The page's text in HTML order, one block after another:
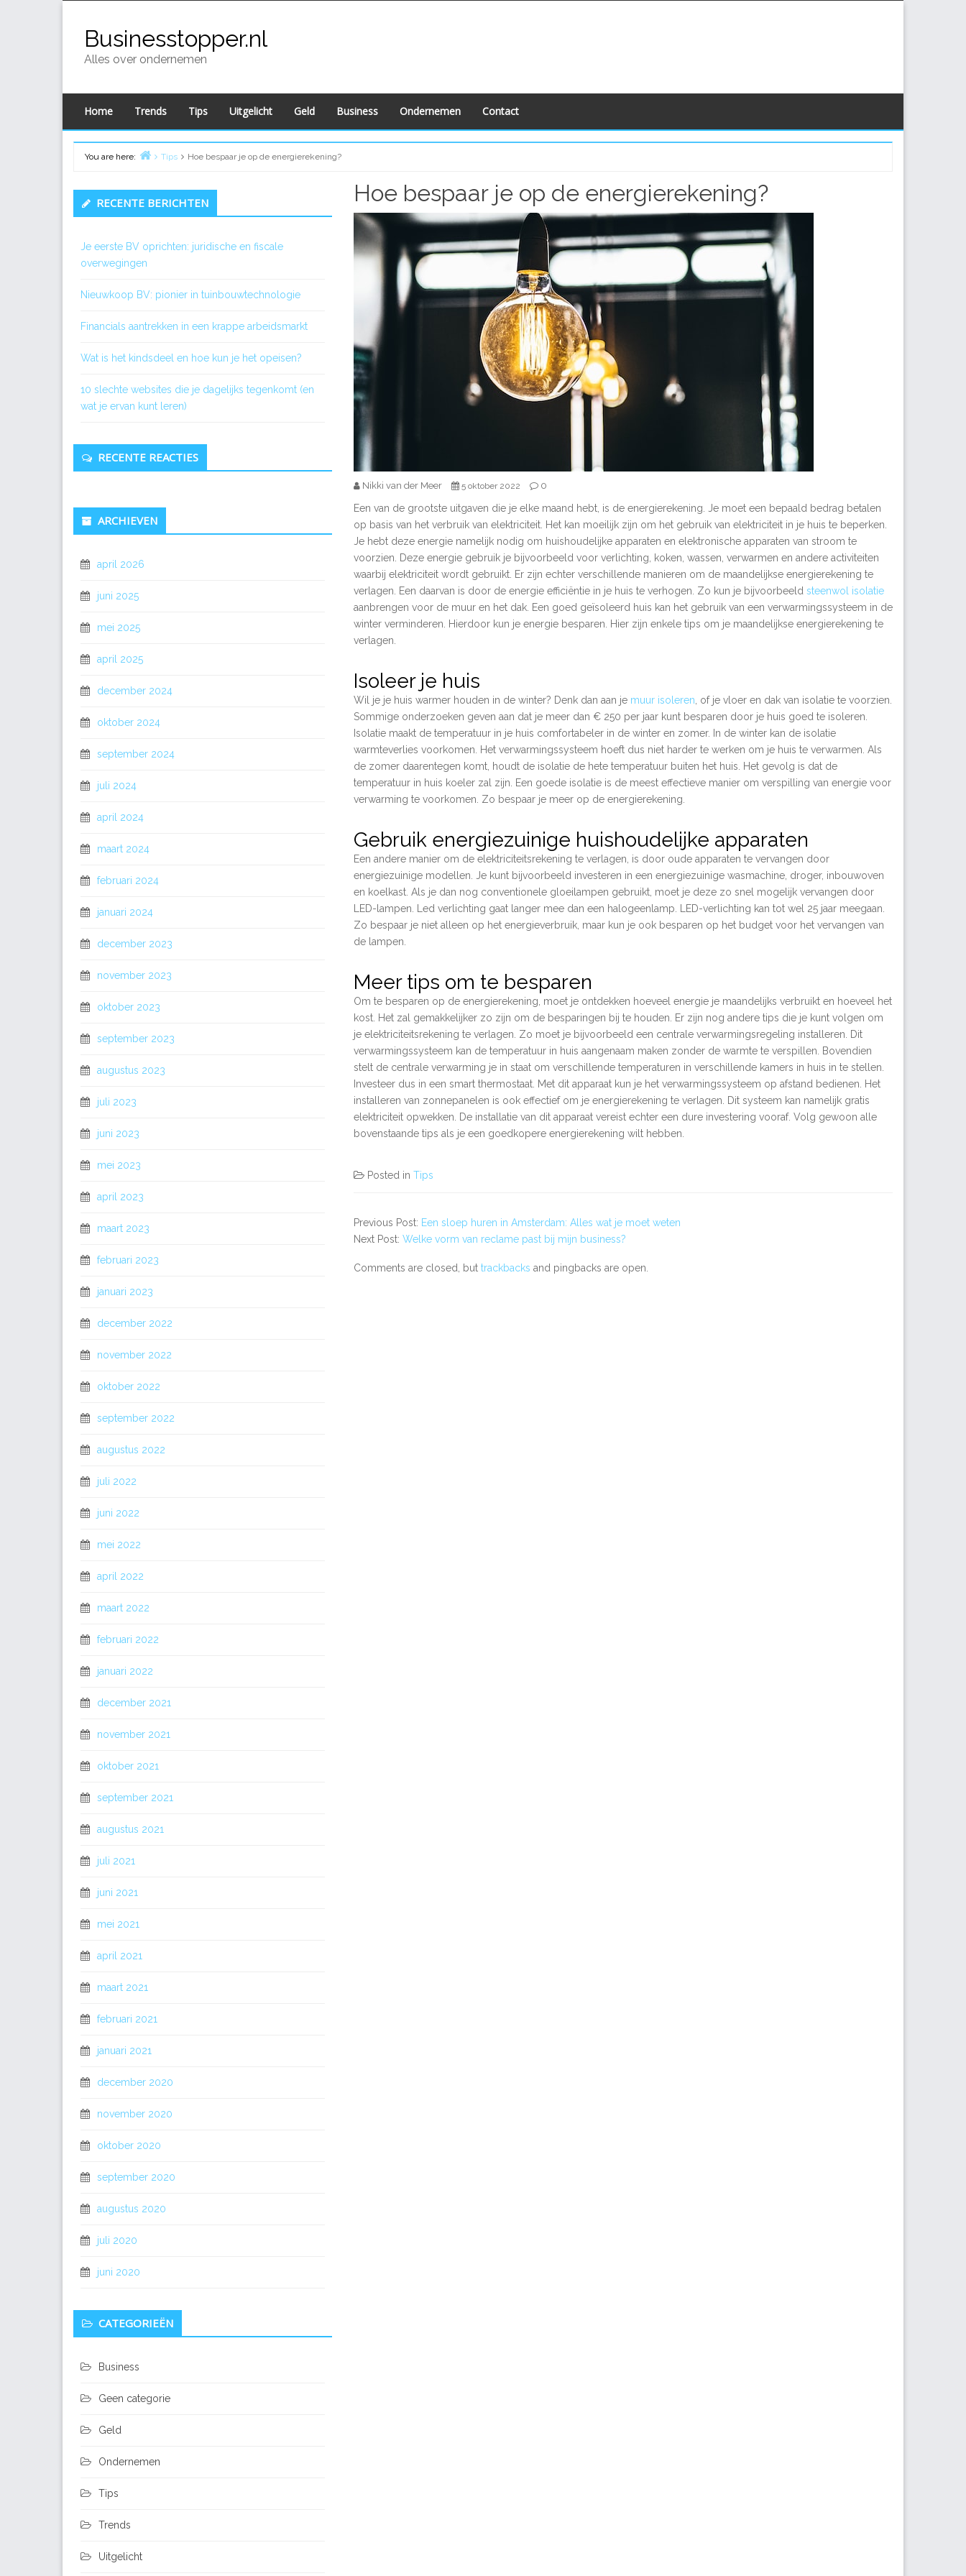
contentBusinesstopper.nl
Alles over ondernemen
Home Trends Tips Uitgelicht Geld Business Ondernemen Contact
You are here:
Tips Hoe bespaar je op de energierekening?
Primary
Sidebar
RECENTE BERICHTEN
Je eerste BV oprichten: juridische en fiscale
overwegingen
Nieuwkoop BV: pionier in tuinbouwtechnologie
Financials aantrekken in een krappe arbeidsmarkt
Wat is het kindsdeel en hoe kun je het opeisen?
10 slechte websites die je dagelijks tegenkomt (en
wat je ervan kunt leren)
RECENTE REACTIES
ARCHIEVEN
april 2026
juni 2025
mei 2025
april 2025
december 2024
oktober 2024
september 2024
juli 2024
april 2024
maart 2024
februari 2024
januari 2024
december 2023
november 2023
oktober 2023
september 2023
augustus 2023
juli 2023
juni 2023
mei 2023
april 2023
maart 2023
februari 2023
januari 2023
december 2022
november 2022
oktober 2022
september 2022
augustus 2022
juli 2022
juni 2022
mei 2022
april 2022
maart 2022
februari 2022
januari 2022
december 2021
november 2021
oktober 2021
september 2021
augustus 2021
juli 2021
juni 2021
mei 2021
april 2021
maart 2021
februari 2021
januari 2021
december 2020
november 2020
oktober 2020
september 2020
augustus 2020
juli 2020
juni 2020
CATEGORIEËN
Business
Geen categorie
Geld
Ondernemen
Tips
Trends
Uitgelicht
Hoe bespaar je op de energierekening?
Nikki van der Meer 5 oktober 2022 0
Een van de grootste uitgaven die je elke maand hebt, is de energierekening. Je moet een bepaald bedrag betalen
op basis van het verbruik van elektriciteit. Het kan moeilijk zijn om het gebruik van elektriciteit in je huis te beperken.
Je hebt deze energie namelijk nodig om huishoudelijke apparaten en elektronische apparaten van stroom te
voorzien. Deze energie gebruik je bijvoorbeeld voor verlichting, koken, wassen, verwarmen en andere activiteiten
waarbij elektriciteit wordt gebruikt. Er zijn echter verschillende manieren om de maandelijkse energierekening te
verlagen. Een daarvan is door de energie efficiëntie in je huis te verhogen. Zo kun je bijvoorbeeld steenwol isolatie
aanbrengen voor de muur en het dak. Een goed geïsoleerd huis kan het gebruik van een verwarmingssysteem in de
winter verminderen. Hierdoor kun je energie besparen. Hier zijn enkele tips om je maandelijkse energierekening te
verlagen.
Isoleer je huis
Wil je je huis warmer houden in de winter? Denk dan aan je muur isoleren , of je vloer en dak van isolatie te voorzien.
Sommige onderzoeken geven aan dat je meer dan € 250 per jaar kunt besparen door je huis goed te isoleren.
Isolatie maakt de temperatuur in je huis comfortabeler in de winter en zomer. In de winter kan de isolatie
warmteverlies voorkomen. Het verwarmingssysteem hoeft dus niet harder te werken om je huis te verwarmen. Als
de zomer daarentegen komt, houdt de isolatie de hete temperatuur buiten het huis. Het gevolg is dat de
temperatuur in huis koeler zal zijn. Een goede isolatie is de meest effectieve manier om verspilling van energie voor
verwarming te voorkomen. Zo bespaar je meer op de energierekening.
Gebruik energiezuinige huishoudelijke apparaten
Een andere manier om de elektriciteitsrekening te verlagen, is door oude apparaten te vervangen door
energiezuinige modellen. Je kunt bijvoorbeeld investeren in een energiezuinige wasmachine, droger, inbouwoven
en koelkast. Als je dan nog conventionele gloeilampen gebruikt, moet je deze zo snel mogelijk vervangen door
LED-lampen. Led verlichting gaat langer mee dan een halogeenlamp. LED-verlichting kan tot wel 25 jaar meegaan.
Zo bespaar je niet alleen op het energieverbruik, maar kun je ook besparen op het budget voor het vervangen van
de lampen.
Meer tips om te besparen
Om te besparen op de energierekening, moet je ontdekken hoeveel energie je maandelijks verbruikt en hoeveel het
kost. Het zal gemakkelijker zo zijn om de besparingen bij te houden. Er zijn nog andere tips die je kunt volgen om
je elektriciteitsrekening te verlagen. Zo moet je bijvoorbeeld een centrale verwarmingsregeling installeren. Dit
verwarmingssysteem kan de temperatuur in huis aangenaam maken zonder de warmte te verspillen. Bovendien
stelt de centrale verwarming je in staat om verschillende temperaturen in verschillende kamers in huis in te stellen.
Investeer dus in een smart thermostaat. Met dit apparaat kun je het verwarmingssysteem op afstand bedienen. Het
installeren van zonnepanelen is ook effectief om je energierekening te verlagen. Dit systeem kan namelijk gratis
elektriciteit opwekken. De installatie van dit apparaat vereist echter een dure investering vooraf. Volg gewoon alle
bovenstaande tips als je een goedkopere energierekening wilt hebben.
Posted in Tips
Previous Post: Een sloep huren in Amsterdam: Alles wat je moet weten
Next Post: Welke vorm van reclame past bij mijn business?
Comments are closed, but trackbacks and pingbacks are open.